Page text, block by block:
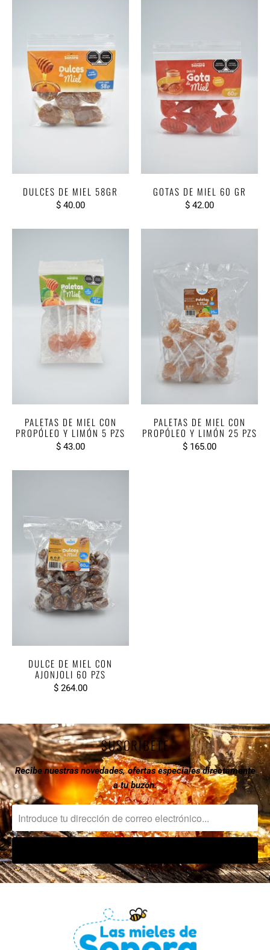
DULCES DE MIEL 58GR
$ 40.00
GOTAS DE MIEL 60 GR
$ 42.00
PALETAS DE MIEL CON
PROPÓLEO Y LIMÓN 5 PZS
$ 43.00
PALETAS DE MIEL CON
PROPÓLEO Y LIMÓN 25 PZS
$ 165.00
DULCE DE MIEL CON
AJONJOLI 60 PZS
$ 264.00
SUSCRIBETE
Recibe nuestras novedades, ofertas especiales directamente
a tu buzón.